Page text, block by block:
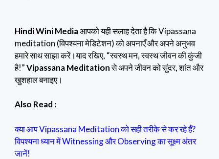
Hindi Wini Mediaआपको यही सलाह देता है कि Vipassana
meditation (विपश्यना मेडिटेशन) को अपनाएँ और अपने अनुभव
हमारे साथ साझा करें।याद रखिए, “स्वस्थ मन, स्वस्थ जीवन की कुंजी
है!”Vipassana Meditationसे अपने जीवन को सुंदर, शांत और
खुशहाल बनाइए।
Also Read :
क्या आप Vipassana Meditation को सही तरीके से कर रहे हैं?
विपश्यना ध्यान में Witnessing और Observing का सूक्ष्म अंतर
जानें!